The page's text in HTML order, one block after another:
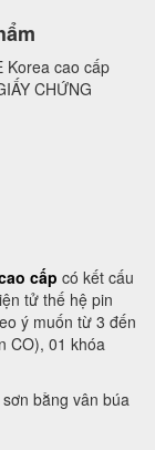
Korea cao cấp
CHỨNG
cấp có kết cấu
tử thế hệ pin
ý muốn từ 3 đến
CO), 01 khóa
bằng vân búa